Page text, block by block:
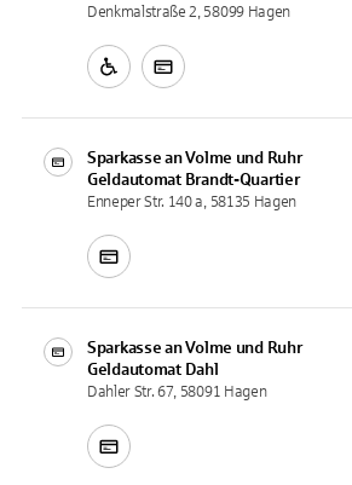
Denkmalstraße 2, 58099 Hagen
Sparkasse an Volme und Ruhr
Geldautomat Brandt-Quartier
Enneper Str. 140 a, 58135 Hagen
Sparkasse an Volme und Ruhr
Geldautomat Dahl
Dahler Str. 67, 58091 Hagen